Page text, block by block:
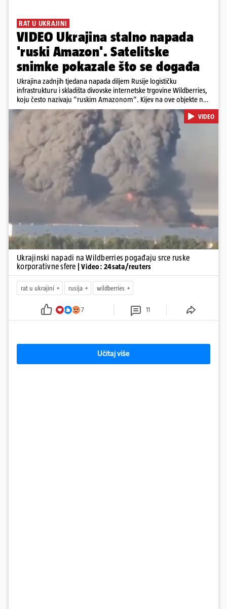
RAT U UKRAJINI
VIDEO Ukrajina stalno napada
'ruski Amazon'. Satelitske
snimke pokazale što se događa
Ukrajina zadnjih tjedana napada diljem Rusije logističku
infrastrukturu i skladišta divovske internetske trgovine Wildberries,
koju često nazivaju "ruskim Amazonom". Kijev na ove objekte ne
gleda samo kao na obična trgovačka skladišta, već tvrdi da ih ruske
snage koriste i za vojne potrebe, odnosno za skladištenje i
distribuciju dijelova za dronove i druge opreme koja se koristi u
ratu. S druge strane, napadi služe i kao izravan odgovor na ruska
bombardiranja ukrajinske poštanske i logističke infrastrukture te
kao način da se ekonomske posljedice rata prenesu dublje na ruski
teritorij i približe običnim građanima.
Pokretanje videa...
VIDEO
Ukrajinski napadi na Wildberries pogađaju srce ruske
korporativne sfere
| Video: 24sata/reuters
rat u ukrajini rusija wildberries
7 11
Učitaj više